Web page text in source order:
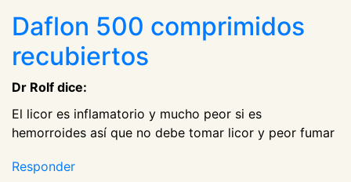
Daflon 500 comprimidos
recubiertos
Dr Rolf dice:
El licor es inflamatorio y mucho peor si es
hemorroides así que no debe tomar licor y peor fumar
Responder